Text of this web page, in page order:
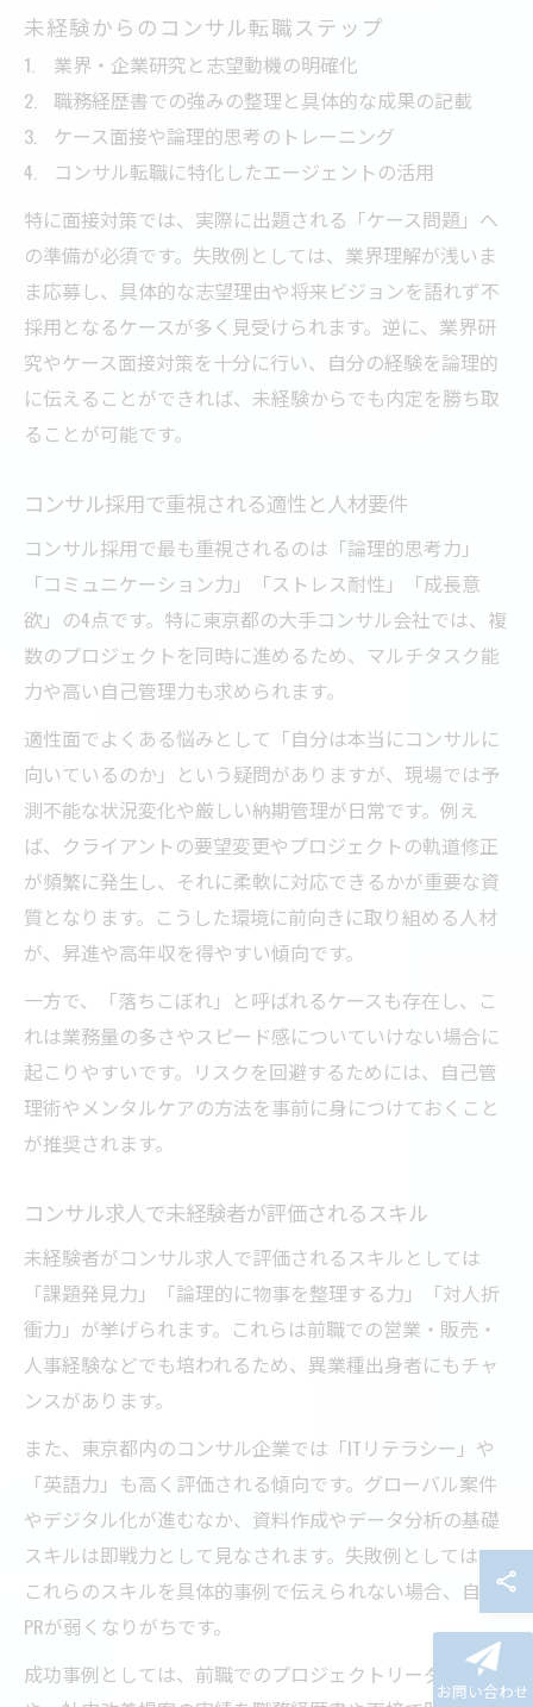
未経験からのコンサル転職ステップ
業界・企業研究と志望動機の明確化
職務経歴書での強みの整理と具体的な成果の記載
ケース面接や論理的思考のトレーニング
コンサル転職に特化したエージェントの活用
特に面接対策では、実際に出題される「ケース問題」へ
の準備が必須です。失敗例としては、業界理解が浅いま
ま応募し、具体的な志望理由や将来ビジョンを語れず不
採用となるケースが多く見受けられます。逆に、業界研
究やケース面接対策を十分に行い、自分の経験を論理的
に伝えることができれば、未経験からでも内定を勝ち取
ることが可能です。
コンサル採用で重視される適性と人材要件
コンサル採用で最も重視されるのは「論理的思考力」
「コミュニケーション力」「ストレス耐性」「成長意
欲」の4点です。特に東京都の大手コンサル会社では、複
数のプロジェクトを同時に進めるため、マルチタスク能
力や高い自己管理力も求められます。
適性面でよくある悩みとして「自分は本当にコンサルに
向いているのか」という疑問がありますが、現場では予
測不能な状況変化や厳しい納期管理が日常です。例え
ば、クライアントの要望変更やプロジェクトの軌道修正
が頻繁に発生し、それに柔軟に対応できるかが重要な資
質となります。こうした環境に前向きに取り組める人材
が、昇進や高年収を得やすい傾向です。
一方で、「落ちこぼれ」と呼ばれるケースも存在し、こ
れは業務量の多さやスピード感についていけない場合に
起こりやすいです。リスクを回避するためには、自己管
理術やメンタルケアの方法を事前に身につけておくこと
が推奨されます。
コンサル求人で未経験者が評価されるスキル
未経験者がコンサル求人で評価されるスキルとしては
「課題発見力」「論理的に物事を整理する力」「対人折
衝力」が挙げられます。これらは前職での営業・販売・
人事経験などでも培われるため、異業種出身者にもチャ
ンスがあります。
また、東京都内のコンサル企業では「ITリテラシー」や
「英語力」も高く評価される傾向です。グローバル案件
やデジタル化が進むなか、資料作成やデータ分析の基礎
スキルは即戦力として見なされます。失敗例としては、
これらのスキルを具体的事例で伝えられない場合、自己
PRが弱くなりがちです。
成功事例としては、前職でのプロジェクトリーダー経験
お問い合わせ